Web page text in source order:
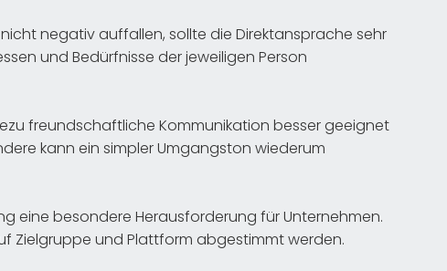
negativ auffallen, sollte die Direktansprache sehr
und Bedürfnisse der jeweiligen Person
freundschaftliche Kommunikation besser geeignet
kann ein simpler Umgangston wiederum
eine besondere Herausforderung für Unternehmen.
Zielgruppe und Plattform abgestimmt werden.